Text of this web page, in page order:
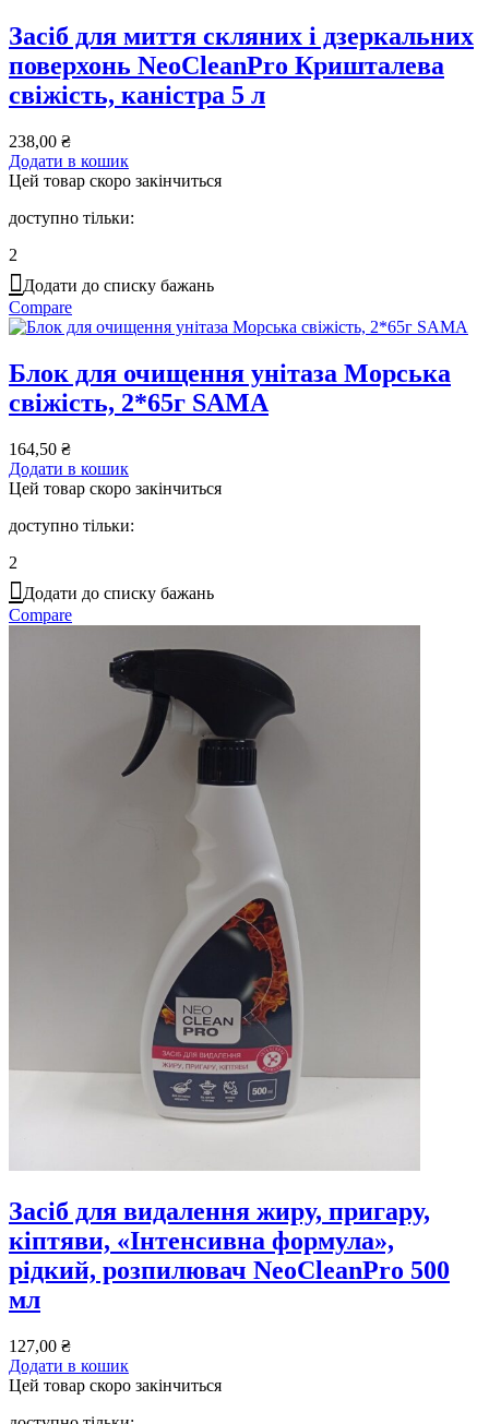
Засіб для миття скляних і дзеркальних
поверхонь NeoCleanPro Кришталева
свіжість, каністра 5 л
238,00 ₴
Додати в кошик
Цей товар скоро закінчиться
доступно тільки:
2
Додати до списку бажань
Compare
Блок для очищення унітаза Морська
свіжість, 2*65г SAMA
164,50 ₴
Додати в кошик
Цей товар скоро закінчиться
доступно тільки:
2
Додати до списку бажань
Compare
Засіб для видалення жиру, пригару,
кіптяви, «Інтенсивна формула»,
рідкий, розпилювач NeoCleanPro 500
мл
127,00 ₴
Додати в кошик
Цей товар скоро закінчиться